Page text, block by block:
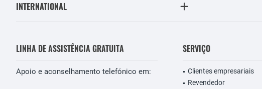
INTERNATIONAL
LINHA DE ASSISTÊNCIA GRATUITA
Apoio e aconselhamento telefónico em:
SERVIÇO
Clientes empresariais
Revendedor